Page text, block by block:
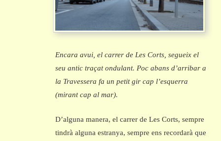
Encara avui, el carrer de Les Corts, segueix el
seu antic traçat ondulant. Poc abans d’arribar a
la Travessera fa un petit gir cap l’esquerra
(mirant cap al mar).
D’alguna manera, el carrer de Les Corts, sempre
tindrà alguna estranya, sempre ens recordarà que